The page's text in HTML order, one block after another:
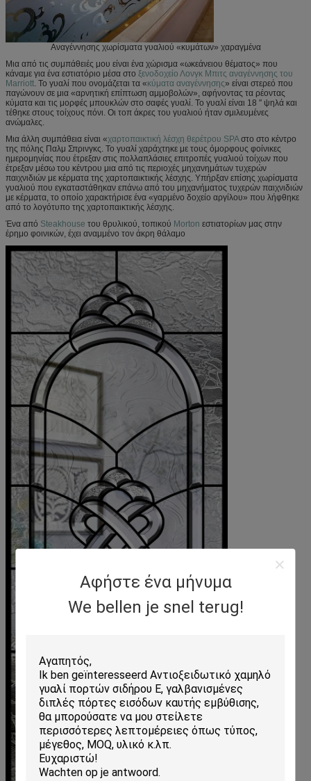
Αφήστε ένα μήνυμα
We bellen je snel terug!
Αναγέννησης χωρίσματα γυαλιού «κυμάτων» χαραγμένα
Μια από τις συμπάθειές μου είναι ένα χώρισμα «ωκεάνειου θέματος» που
κάναμε για ένα εστιατόριο μέσα στο ξενοδοχείο Λονγκ Μπιτς αναγέννησης του
Marriott. Το γυαλί που ονομάζεται τα «κύματα αναγέννησης» είναι στερεό που
παγώνουν σε μια «αρνητική επίπτωση αμμοβολών», αφήνοντας τα ρέοντας
κύματα και τις μορφές μπουκλών στο σαφές γυαλί. Το γυαλί είναι 18 ″ ψηλά και
τέθηκε στους τοίχους πόνι. Οι τοπ άκρες του γυαλιού ήταν σμιλευμένες
ανώμαλες.
Μια άλλη συμπάθεια είναι «χαρτοπαικτική λέσχη θερέτρου SPAστο στο κέντρο
της πόλης Παλμ Σπρινγκς. Το γυαλί χαράχτηκε με τους όμορφους φοίνικες
ημερομηνίας που έτρεξαν στις πολλαπλάσιες επιτροπές γυαλιού τοίχων που
έτρεξαν μέσω του κέντρου μια από τις περιοχές μηχανημάτων τυχερών
παιχνιδιών με κέρματα της χαρτοπαικτικής λέσχης. Υπήρξαν επίσης χωρίσματα
γυαλιού που εγκαταστάθηκαν επάνω από του μηχανήματος τυχερών παιχνιδιών
με κέρματα, το οποίο χαρακτήρισε ένα «γαρμένο δοχείο αργίλου» που λήφθηκε
από το λογότυπο της χαρτοπαικτικής λέσχης.
Ένα από Steakhouse του θρυλικού, τοπικού Morton εστιατορίων μας στην
έρημο φοινικών, έχει αναμμένο τον άκρη θάλαμο